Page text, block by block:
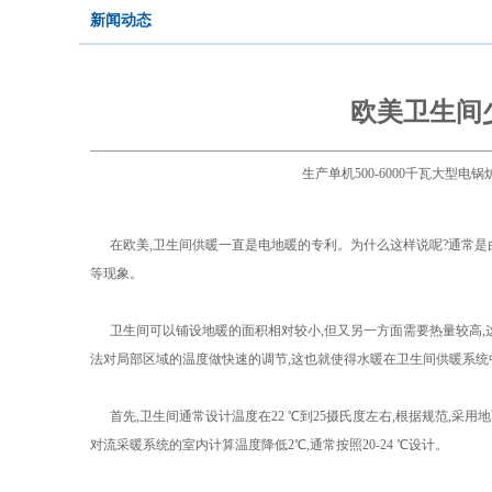
新闻动态
欧美卫生
生产单机500-6000千瓦大型电
在欧美,卫生间供暖一直是电地暖的专利。为什么这样说呢?通常
等现象。
卫生间可以铺设地暖的面积相对较小,但又另一方面需要热量较高,
法对局部区域的温度做快速的调节,这也就使得水暖在卫生间供暖系
首先,卫生间通常设计温度在22 ℃到25摄氏度左右,根据规范,采用
对流采暖系统的室内计算温度降低2℃,通常按照20-24 ℃设计。